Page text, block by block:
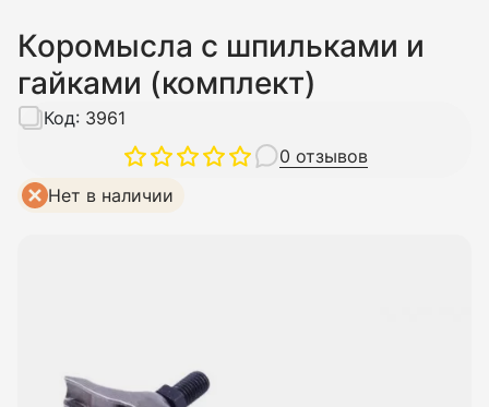
Коромысла с шпильками и
гайками (комплект)
0 отзывов
Код: 3961
Нет в наличии